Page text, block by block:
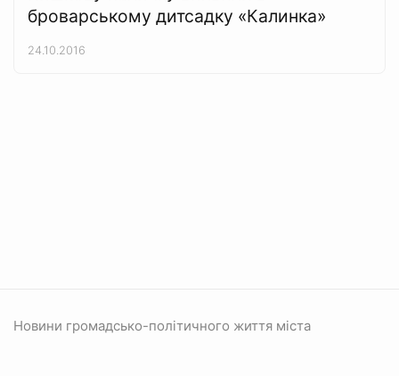
броварському дитсадку «Калинка»
24.10.2016
Новини громадсько-політичного життя міста